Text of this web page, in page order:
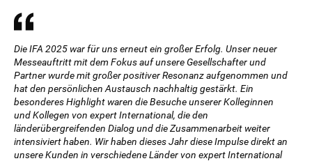
Die IFA 2025 war für uns erneut ein großer Erfolg. Unser neuer
Messeauftritt mit dem Fokus auf unsere Gesellschafter und
Partner wurde mit großer positiver Resonanz aufgenommen und
hat den persönlichen Austausch nachhaltig gestärkt. Ein
besonderes Highlight waren die Besuche unserer Kolleginnen
und Kollegen von expert International, die den
länderübergreifenden Dialog und die Zusammenarbeit weiter
intensiviert haben. Wir haben dieses Jahr diese Impulse direkt an
unsere Kunden in verschiedene Länder von expert International